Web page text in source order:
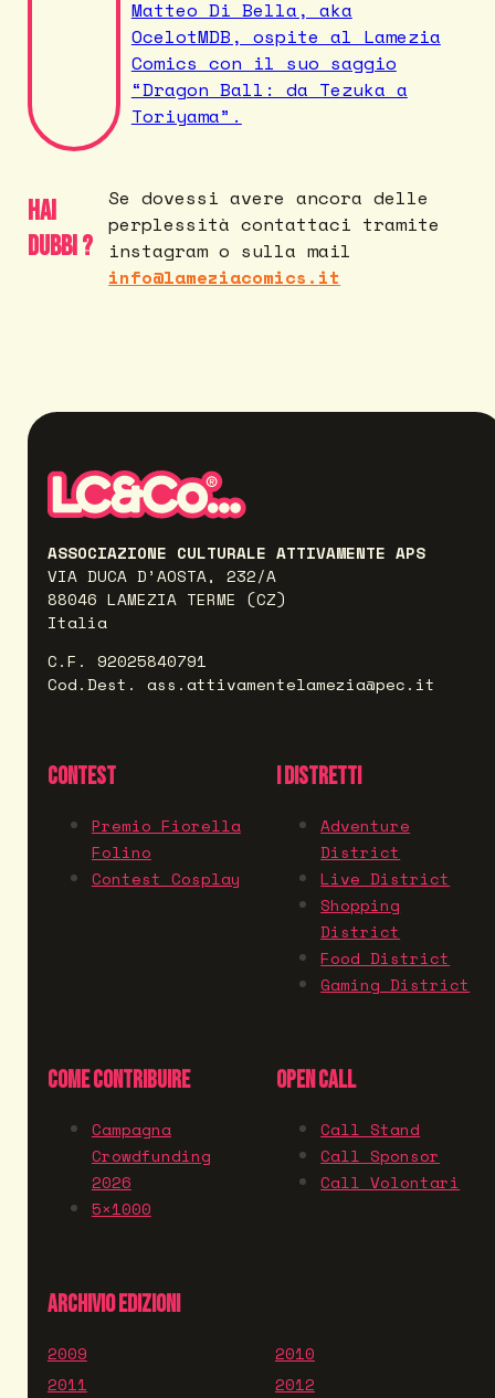
Matteo Di Bella, aka
OcelotMDB, ospite al Lamezia
Comics con il suo saggio
“Dragon Ball: da Tezuka a
Toriyama”.
Hai
dubbi ?
Se dovessi avere ancora delle
perplessità contattaci tramite
instagram o sulla mail
info@lameziacomics.it
ASSOCIAZIONE CULTURALE ATTIVAMENTE APS
VIA DUCA D’AOSTA, 232/A
88046 LAMEZIA TERME (CZ)
Italia
C.F. 92025840791
Cod.Dest. ass.attivamentelamezia@pec.it
CONTEST
Premio Fiorella
Folino
Contest Cosplay
I DISTRETTI
Adventure
District
Live District
Shopping
District
Food District
Gaming District
COME CONTRIBUIRE
Campagna
Crowdfunding
2026
5×1000
OPEN CALL
Call Stand
Call Sponsor
Call Volontari
ARCHIVIO EDIZIONI
2009
2010
2011
2012